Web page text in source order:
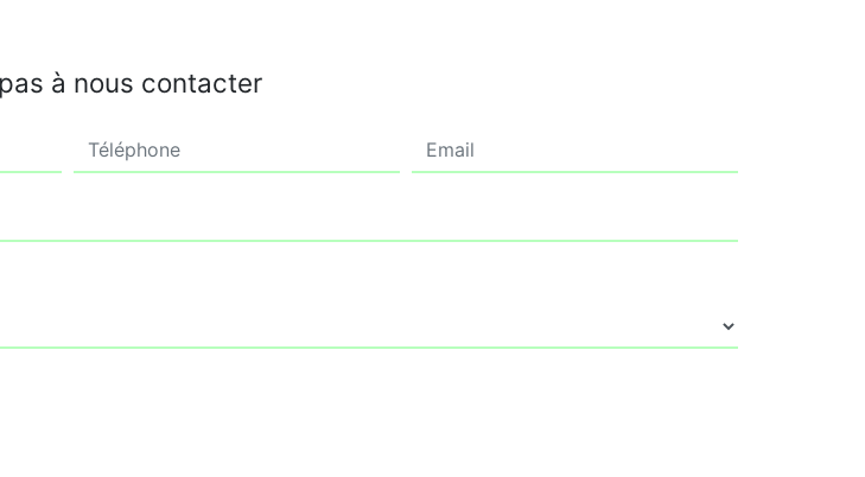
à nous contacter